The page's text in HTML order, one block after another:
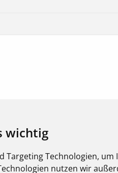
wichtig
Targeting Technologien,
nutzen wir